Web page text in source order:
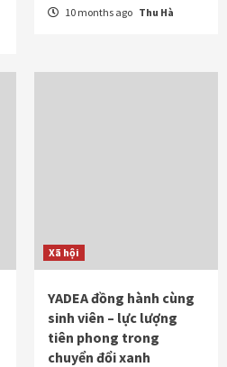
10 months ago Thu Hà
Xã hội
YADEA đồng hành cùng
sinh viên – lực lượng
tiên phong trong
chuyển đổi xanh